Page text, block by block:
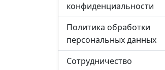
конфиденциальности
Политика обработки
персональных данных
Сотрудничество